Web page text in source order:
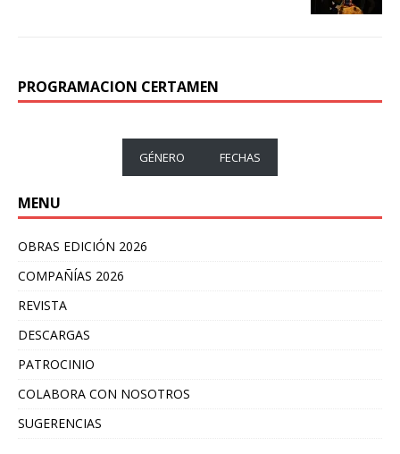
PROGRAMACION CERTAMEN
GÉNERO FECHAS
MENU
OBRAS EDICIÓN 2026
COMPAÑÍAS 2026
REVISTA
DESCARGAS
PATROCINIO
COLABORA CON NOSOTROS
SUGERENCIAS